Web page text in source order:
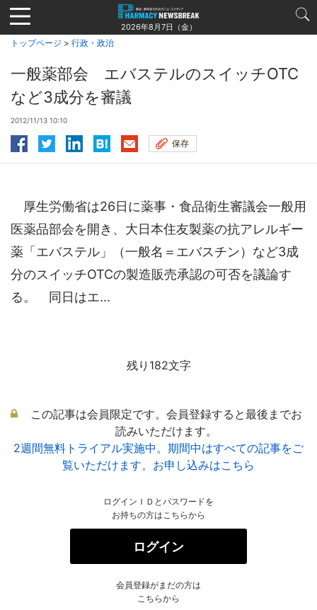
Jump
to
navigation
2026年8月7日（金）
トップページ > 行政・政治
一般薬部会 エバステルのスイッチOTC
など3成分を審議
2012/11/13 10:10
保存
厚生労働省は26日に薬事・食品衛生審議会一般用
医薬品部会を開き、大日本住友製薬の抗アレルギー
薬「エバステル」（一般名＝エバスチン）など3成
分のスイッチOTCの製造販売承認の可否を議論す
る。 同日はエ...
残り182文字
この記事は会員限定です。会員登録すると最後までお
読みいただけます。
2週間無料トライアル実施中。期間中はすべての記事をご
覧いただけます。お申し込みはこちら
ログインＩＤとパスワードを
お持ちの方はこちらから
ログイン
会員登録がまだの方は
こちらから